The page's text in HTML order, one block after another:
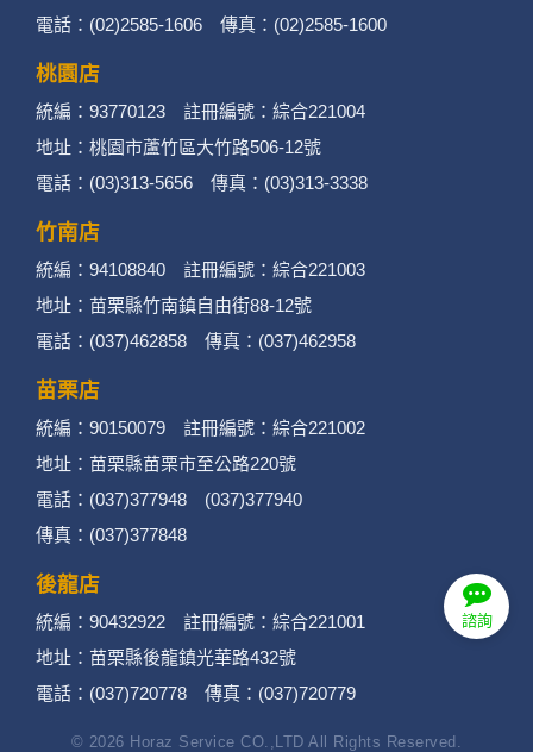
諮詢
電話：(02)2585-1606 傳真：(02)2585-1600
桃園店
統編：93770123 註冊編號：綜合221004
地址：桃園市蘆竹區大竹路506-12號
電話：(03)313-5656 傳真：(03)313-3338
竹南店
統編：94108840 註冊編號：綜合221003
地址：苗栗縣竹南鎮自由街88-12號
電話：(037)462858 傳真：(037)462958
苗栗店
統編：90150079 註冊編號：綜合221002
地址：苗栗縣苗栗市至公路220號
電話：(037)377948 (037)377940
傳真：(037)377848
後龍店
統編：90432922 註冊編號：綜合221001
地址：苗栗縣後龍鎮光華路432號
電話：(037)720778 傳真：(037)720779
© 2026 Horaz Service CO.,LTD All Rights Reserved.